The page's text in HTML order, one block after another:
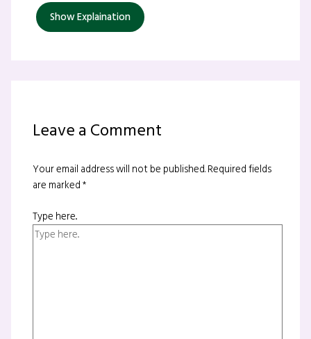
Show Explaination
Leave a Comment
Your email address will not be published.Required fields
are marked*
Type here..